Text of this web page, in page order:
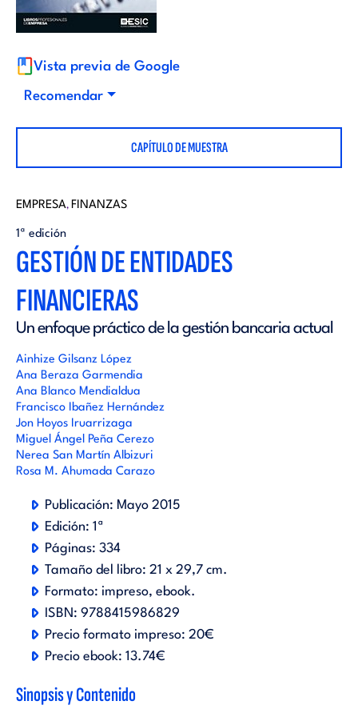
d
t
o
r
i
a
l
a
Vista previa de Google
Recomendar
CAPÍTULO DE MUESTRA
EMPRESA, FINANZAS
1ª edición
GESTIÓN DE ENTIDADES
FINANCIERAS
Un enfoque práctico de la gestión bancaria actual
Ainhize Gilsanz López
Ana Beraza Garmendia
Ana Blanco Mendialdua
Francisco Ibañez Hernández
Jon Hoyos Iruarrizaga
Miguel Ángel Peña Cerezo
Nerea San Martín Albizuri
Rosa M. Ahumada Carazo
Publicación: Mayo 2015
Edición: 1ª
Páginas: 334
Tamaño del libro: 21 x 29,7 cm.
Formato: impreso ebook.
ISBN: 9788415986829
Precio formato impreso: 20€
Precio ebook: 13.74€
Sinopsis y Contenido